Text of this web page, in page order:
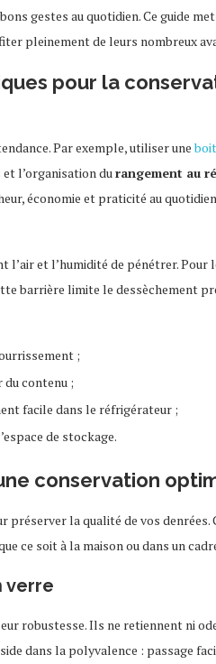
gestes au quotidien. Ce guide
pleinement de leurs nombreux
pour la
Par exemple, utiliser une
l’organisation durangement au
économie et praticité au
l’air et l’humidité de pénétrer. Pour
barrière limite le dessèchement
;
contenu ;
facile dans le réfrigérateur ;
de stockage.
conservation
la qualité de vos denrées.
ce soit à la maison ou dans un
verre
robustesse. Ils ne retiennent ni
dans la polyvalence : passage